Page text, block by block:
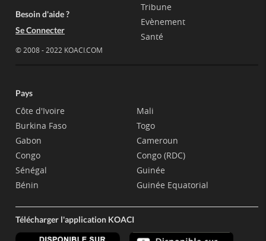
Besoin d'aide ?
Se Connecter
© 2008 - 2022 KOACI.COM
Tribune
Evènement
Santé
Pays
Côte d'Ivoire
Burkina Faso
Gabon
Congo
Sénégal
Bénin
Mali
Togo
Cameroun
Congo (RDC)
Guinée
Guinée Equatorial
Télécharger l'application KOACI